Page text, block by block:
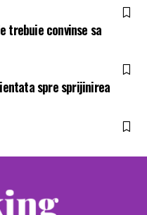
trebuie convinse sa
spre sprijinirea